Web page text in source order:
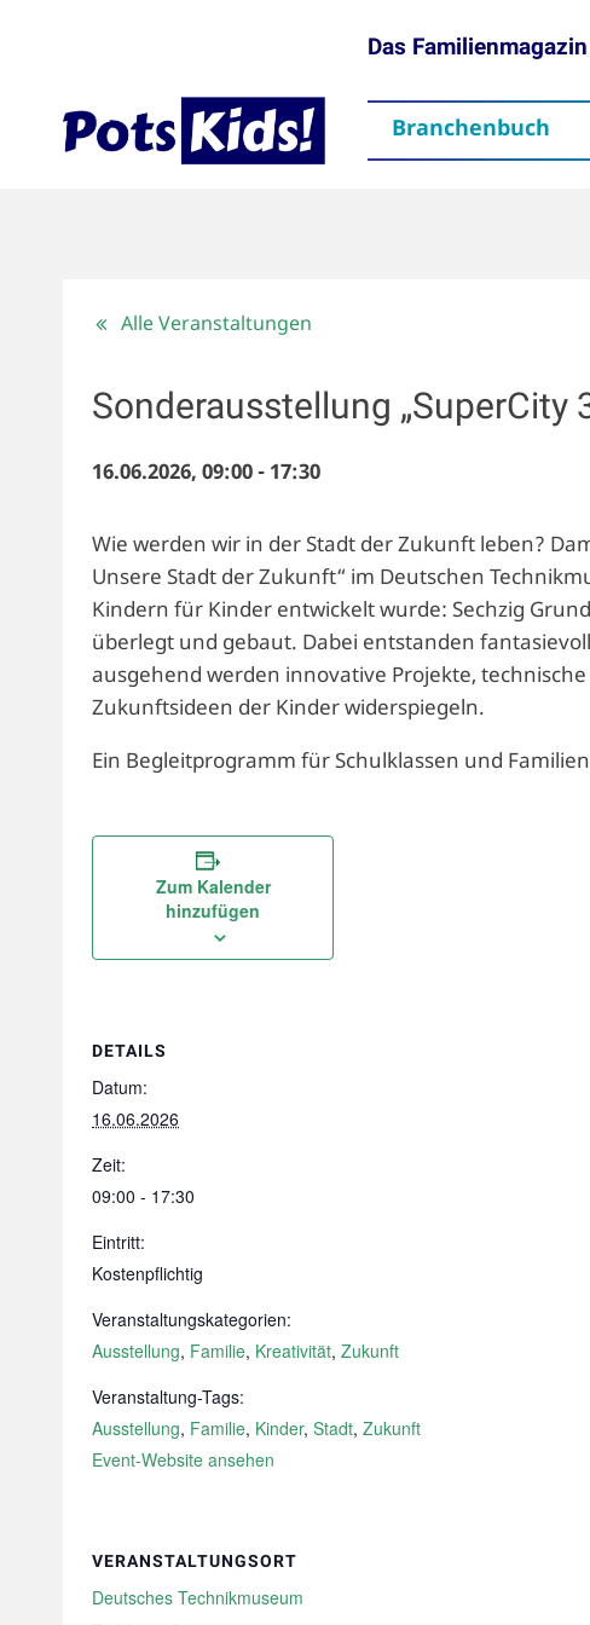
Das
Branchenbuch
Alle Veranstaltungen
Sonderausstellung „SuperCity
16.06.2026, 09:00- 17:30
Wie werden wir in der Stadt der Zukunft leben?
Unsere Stadt der Zukunft“ im Deutschen
Kindern für Kinder entwickelt wurde: Sechzig
überlegt und gebaut. Dabei entstanden
ausgehend werden innovative Projekte,
Zukunftsideen der Kinder widerspiegeln.
Ein Begleitprogramm für Schulklassen und
Zum Kalender
hinzufügen
DETAILS
Datum:
16.06.2026
Zeit:
09:00 - 17:30
Eintritt:
Kostenpflichtig
Veranstaltungskategorien:
Ausstellung, Familie, Kreativität, Zukunft
Veranstaltung-Tags:
Ausstellung, Familie, Kinder, Stadt, Zukunft
Event-Website ansehen
VERANSTALTUNGSORT
Deutsches Technikmuseum
ThemenAktuelles